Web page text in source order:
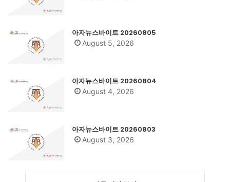
아자뉴스바이트 20260805
August 5, 2026
아자뉴스바이트 20260804
August 4, 2026
아자뉴스바이트 20260803
August 3, 2026